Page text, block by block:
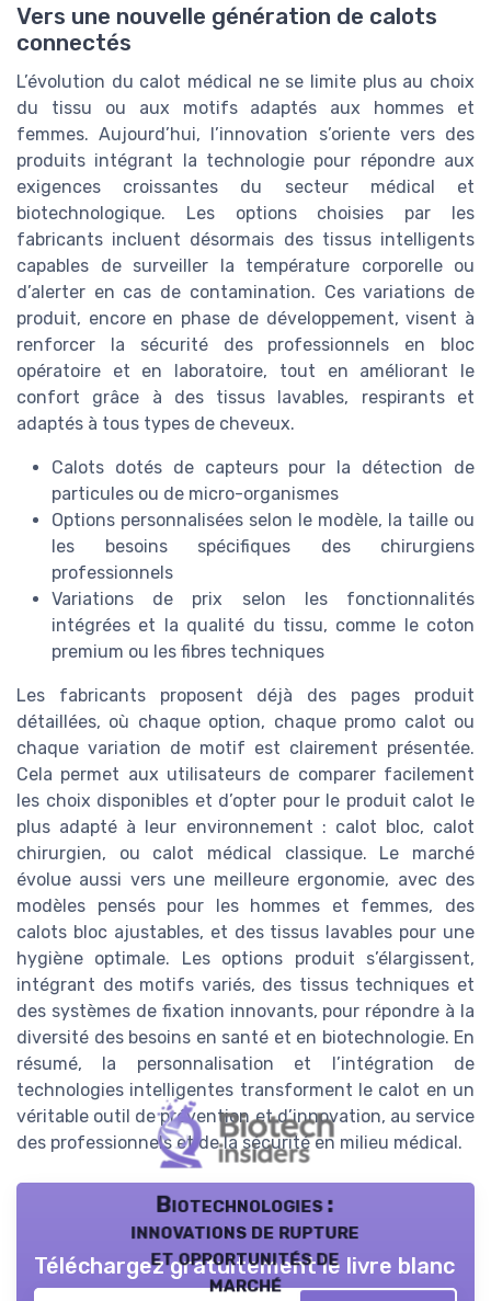
Vers une nouvelle génération de calots
connectés
L’évolution du calot médical ne se limite plus au choix
du tissu ou aux motifs adaptés aux hommes et
femmes. Aujourd’hui, l’innovation s’oriente vers des
produits intégrant la technologie pour répondre aux
exigences croissantes du secteur médical et
biotechnologique. Les options choisies par les
fabricants incluent désormais des tissus intelligents
capables de surveiller la température corporelle ou
d’alerter en cas de contamination. Ces variations de
produit, encore en phase de développement, visent à
renforcer la sécurité des professionnels en bloc
opératoire et en laboratoire, tout en améliorant le
confort grâce à des tissus lavables, respirants et
adaptés à tous types de cheveux.
Calots dotés de capteurs pour la détection de
particules ou de micro-organismes
Options personnalisées selon le modèle, la taille ou
les besoins spécifiques des chirurgiens
professionnels
Variations de prix selon les fonctionnalités
intégrées et la qualité du tissu, comme le coton
premium ou les fibres techniques
Les fabricants proposent déjà des pages produit
détaillées, où chaque option, chaque promo calot ou
chaque variation de motif est clairement présentée.
Cela permet aux utilisateurs de comparer facilement
les choix disponibles et d’opter pour le produit calot le
plus adapté à leur environnement : calot bloc, calot
chirurgien, ou calot médical classique. Le marché
évolue aussi vers une meilleure ergonomie, avec des
modèles pensés pour les hommes et femmes, des
calots bloc ajustables, et des tissus lavables pour une
hygiène optimale. Les options produit s’élargissent,
intégrant des motifs variés, des tissus techniques et
des systèmes de fixation innovants, pour répondre à la
diversité des besoins en santé et en biotechnologie. En
résumé, la personnalisation et l’intégration de
technologies intelligentes transforment le calot en un
véritable outil de prévention et d’innovation, au service
des professionnels et de la sécurité en milieu médical.
Biotechnologies :
innovations de rupture
et opportunités de
marché
Téléchargez gratuitement le livre blanc